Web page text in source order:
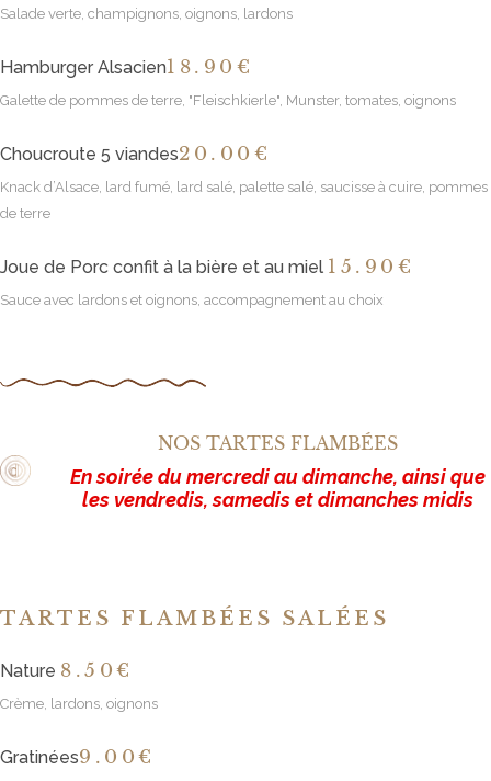
Salade verte, champignons, oignons, lardons
Hamburger Alsacien18.90€
Galette de pommes de terre, "Fleischkierle", Munster, tomates, oignons
Choucroute 5 viandes20 .00€
Knack d’Alsace, lard fumé, lard salé, palette salé, saucisse à cuire, pommes
de terre
Joue de Porc confit à la bière et au miel 15 .90€
Sauce avec lardons et oignons, accompagnement au choix
NOS TARTES FLAMBÉES
En soirée du mercredi au dimanche, ainsi que
les vendredis, samedis et dimanches midis
TARTES FLAMBÉES SALÉES
Nature 8 .50€
Crème, lardons, oignons
Gratinées9 .00€